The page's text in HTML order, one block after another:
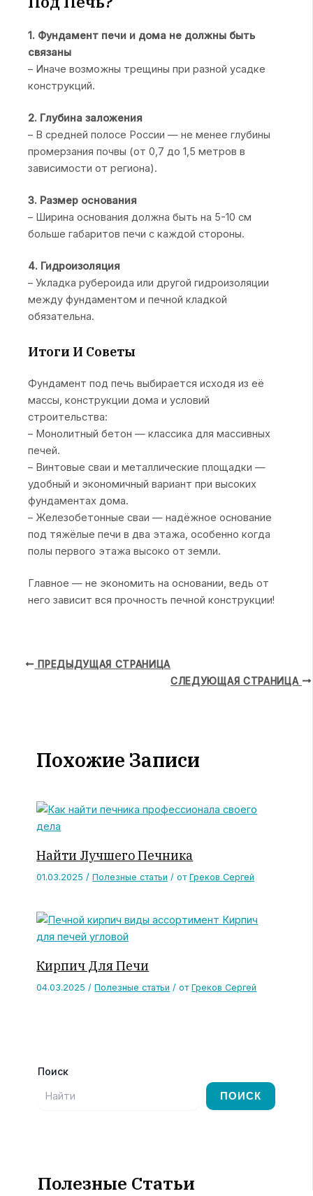
1. Фундамент печи и дома не должны быть
связаны
– Иначе возможны трещины при разной усадке
конструкций.
2. Глубина заложения
– В средней полосе России — не менее глубины
промерзания почвы (от 0,7 до 1,5 метров в
зависимости от региона).
3. Размер основания
– Ширина основания должна быть на 5-10 см
больше габаритов печи с каждой стороны.
4. Гидроизоляция
– Укладка рубероида или другой гидроизоляции
между фундаментом и печной кладкой
обязательна.
Итоги И Советы
Фундамент под печь выбирается исходя из её
массы, конструкции дома и условий
строительства:
– Монолитный бетон — классика для массивных
печей.
– Винтовые сваи и металлические площадки —
удобный и экономичный вариант при высоких
фундаментах дома.
– Железобетонные сваи — надёжное основание
под тяжёлые печи в два этажа, особенно когда
полы первого этажа высоко от земли.
Главное — не экономить на основании, ведь от
него зависит вся прочность печной конструкции!
Навигация
ПРЕДЫДУЩАЯ СТРАНИЦА
СЛЕДУЮЩАЯ СТРАНИЦА
Похожие Записи
Найти Лучшего Печника
01.03.2025 /Полезные статьи / от Греков Сергей
Кирпич Для Печи
04.03.2025 /Полезные статьи / от Греков Сергей
Поиск
ПОИСК
Полезные Статьи